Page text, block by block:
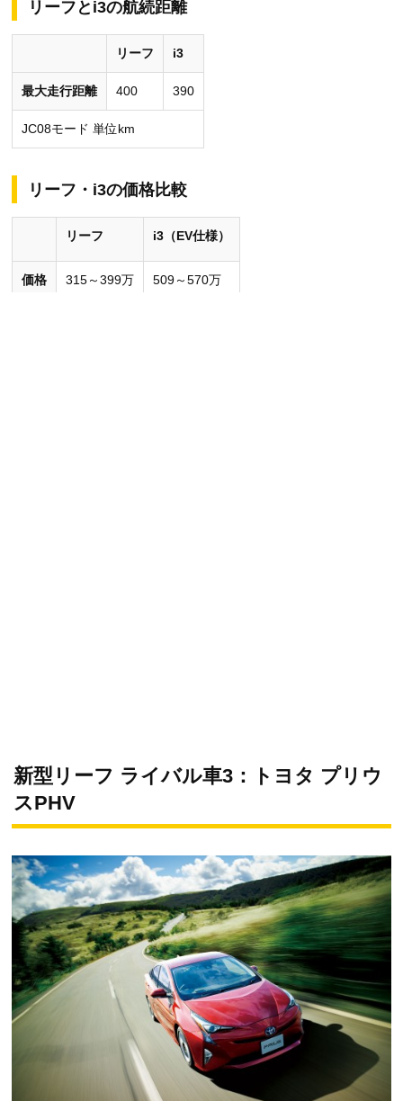
リーフとi3の航続距離
リーフ i3
最大走行距離 400 390
JC08モード 単位km
リーフ・i3の価格比較
リーフ i3（EV仕様）
価格 315～399万 509～570万
新型リーフ ライバル車3：トヨタ プリウ
スPHV